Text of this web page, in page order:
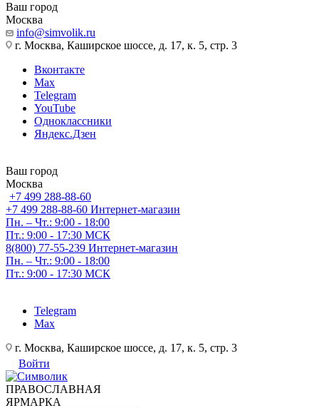
Ваш город
Москва
info@simvolik.ru
г. Москва, Каширское шоссе, д. 17, к. 5, стр. 3
Вконтакте
Max
Telegram
YouTube
Одноклассники
Яндекс.Дзен
Ваш город
Москва
+7 499 288-88-60
+7 499 288-88-60 Интернет-магазин
Пн. – Чт.: 9:00 - 18:00
Пт.: 9:00 - 17:30 МСК
8(800) 77-55-239 Интернет-магазин
Пн. – Чт.: 9:00 - 18:00
Пт.: 9:00 - 17:30 МСК
Telegram
Max
г. Москва, Каширское шоссе, д. 17, к. 5, стр. 3
Войти
ПРАВОСЛАВНАЯ
ЯРМАРКА